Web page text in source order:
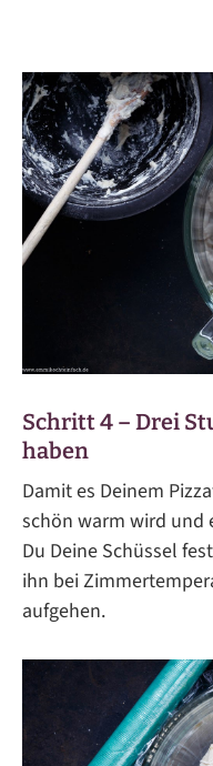
Schritt 4 – Drei
haben
Damit es Deinem
schön warm wird und
Du Deine Schüssel
ihn bei
aufgehen.